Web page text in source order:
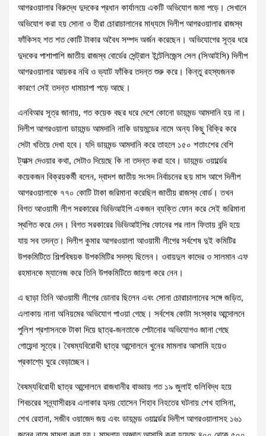
আগরওয়ালার বিরুদ্ধে দুদকের প্রধান কার্যালয়ে একটি অভিযোগ জমা পড়ে। সেখানে
অভিযোগ করা হয় সোনা ও হীরা চোরাচালানের মাধ্যমে দিলীপ আগরওয়ালার রাজস্ব
ফাঁকিসহ শত শত কোটি টাকার অবৈধ সম্পদ অর্জন করেছেন। অভিযোগের সূত্র ধরে
দুদকের পাশাপাশি জাতীয় রাজস্ব বোর্ডের সেন্ট্রাল ইন্টেলিজেন্স সেল (সিআইসি) দিলীপ
আগরওয়ালার আয়কর নথি ও ভ্যাট ফাঁকির তদন্ত শুরু করে। কিন্তু রহস্যজনক
কারণে সেই তদন্ত ধামাচাপা পড়ে আছে।
এনবিআর সূত্র জানায়, গত কয়েক বছর ধরে দেশে কোনো ডায়মন্ড আমদানি হয় না।
দিলীপ আগরওয়ালা ডায়মন্ড আমদানি নাকি ডায়মন্ডের নামে অন্য কিছু বিক্রি করে
সেটা খতিয়ে দেখা হবে। যদি ডায়মন্ড আমদানি করে তাহলে ১৫০ শতাংশের বেশি
ট্যাক্স দেওয়ার কথা, সেটাও দিয়েছে কি না তদন্ত করা হবে। ডায়মন্ড ওয়ার্ল্ডের
কয়েকজন বিক্রয়কর্মী বলেন, দ্বাদশ জাতীয় সংসদ নির্বাচনের ছয় মাস আগে দিলীপ
আগরওয়ালাকে ৭৭০ কোটি টাকা জরিমানা করেছিল জাতীয় রাজস্ব বোর্ড। তখন
বিগত আওয়ামী লীগ সরকারের ভিভিআইপি একজন ব্যক্তি ফোন করে সেই জরিমানা
স্থগিত করে দেন। বিগত সরকারের ভিভিআইপির ফোনের পর লাল ফিতায় বন্দি হয়ে
যায় সব তদন্ত। দিলীপ কুমার আগরওয়ালা আওয়ামী লীগের সর্বশেষ দুই কমিটির
উপকমিটিতে শিল্পবিষয়ক উপকমিটির সদস্য ছিলেন। ওবায়দুল কাদের ও সালমান এফ
রহমানকে ম্যানেজ করে তিনি উপকমিটিতে জায়গা করে নেন।
এ ছাড়া তিনি আওয়ামী লীগের ডোনার ছিলেন এবং সোনা চোরাচালানের সঙ্গে জড়িত,
এলাকায় নানা অনিয়মের অভিযোগ পাওয়া গেছে। সর্বশেষ কোটা সংস্কার আন্দোলনে
পুলিশ প্রশাসনকে টাকা দিয়ে ছাত্র-জনতাকে পেটানোর অভিযোগও জানা গেছে
গোয়েন্দা সূত্রে। বৈষম্যবিরোধী ছাত্র আন্দোলনে খুনের মামলার আসামি হয়েও
প্রকাশ্যে ঘুরে বেড়াচ্ছেন।
বৈষম্যবিরোধী ছাত্র আন্দোলনে রাজধানীর বাড্ডায় গত ১৯ জুলাই গুলিবিদ্ধ হয়ে
শিবচরের সন্ন্যাসীরচর এলাকার হৃদয় হোসেন শিহাব নিহতের ঘটনায় শেখ হাসিনা,
শেখ রেহানা, সজীব ওয়াজেদ জয় এবং ডায়মন্ড ওয়ার্ল্ডের দিলীপ আগরওয়ালাসহ ১৬১